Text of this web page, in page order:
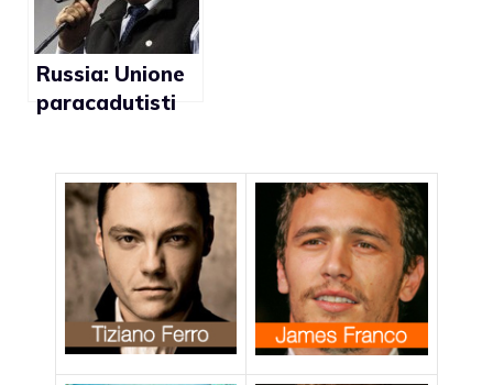
Russia: Unione
paracadutisti